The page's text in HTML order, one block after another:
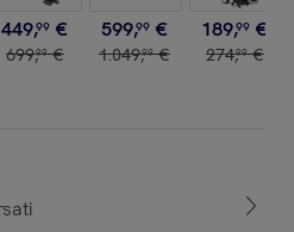
449,99 €
699,99 €
599,99 €
1.049,99 €
189,99 €
274,99 €